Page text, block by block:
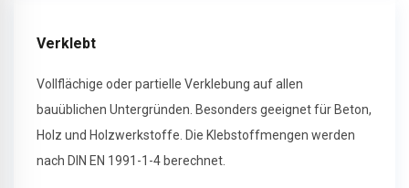
Verklebt
Vollflächige oder partielle Verklebung auf allen
bauüblichen Untergründen. Besonders geeignet für Beton,
Holz und Holzwerkstoffe. Die Klebstoffmengen werden
nach DIN EN 1991-1-4 berechnet.